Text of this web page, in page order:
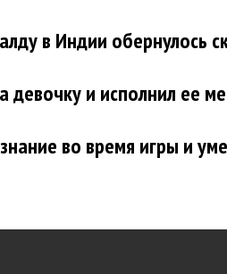
в Индии обернулось
девочку и исполнил ее
во время игры и